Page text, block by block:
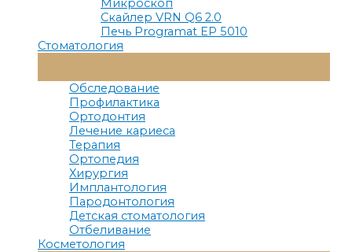
Скайлер VRN Q6 2.0
Печь Programat EP 5010
Стоматология
Меню
Обследование
Профилактика
Ортодонтия
Лечение кариеса
Терапия
Ортопедия
Хирургия
Имплантология
Пародонтология
Детская стоматология
Отбеливание
Косметология